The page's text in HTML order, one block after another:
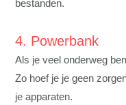
bestanden.
4. Powerbank
Als je veel onderweg
Zo hoef je je geen
je apparaten.